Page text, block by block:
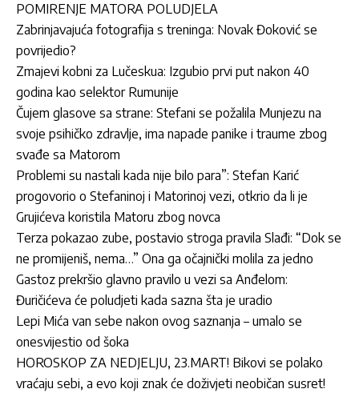
POMIRENJE MATORA POLUDJELA
Zabrinjavajuća fotografija s treninga: Novak Đoković se
povrijedio?
Zmajevi kobni za Lučeskua: Izgubio prvi put nakon 40
godina kao selektor Rumunije
Čujem glasove sa strane: Stefani se požalila Munjezu na
svoje psihičko zdravlje, ima napade panike i traume zbog
svađe sa Matorom
Problemi su nastali kada nije bilo para”: Stefan Karić
progovorio o Stefaninoj i Matorinoj vezi, otkrio da li je
Grujićeva koristila Matoru zbog novca
Terza pokazao zube, postavio stroga pravila Slađi: “Dok se
ne promijeniš, nema…” Ona ga očajnički molila za jedno
Gastoz prekršio glavno pravilo u vezi sa Anđelom:
Đuričićeva će poludjeti kada sazna šta je uradio
Lepi Mića van sebe nakon ovog saznanja – umalo se
onesvijestio od šoka
HOROSKOP ZA NEDJELJU, 23.MART! Bikovi se polako
vraćaju sebi, a evo koji znak će doživjeti neobičan susret!